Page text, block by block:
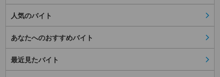
人気のバイト
あなたへのおすすめバイト
最近見たバイト